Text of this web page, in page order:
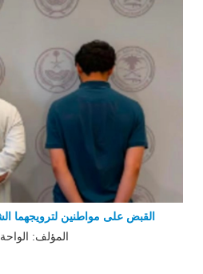
القبض على مواطنين لترويجهما
المؤلف: الواحة